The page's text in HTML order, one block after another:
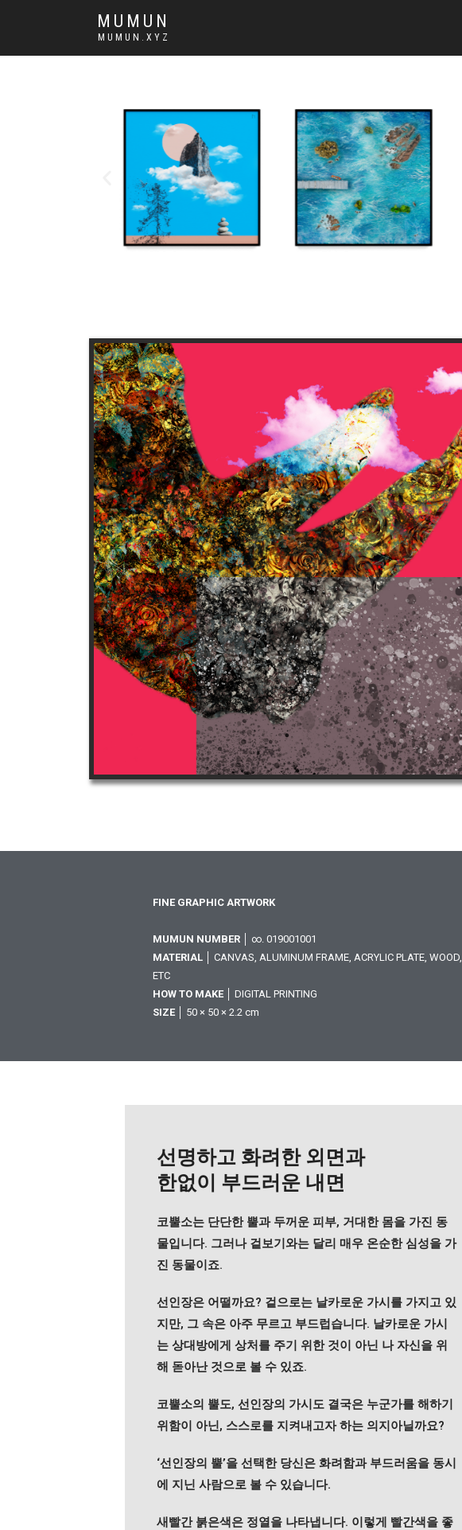
MUMUN
MUMUN.XYZ
FINE GRAPHIC ARTWORK
MUMUN NUMBER │ ∞. 019001001
MATERIAL │ CANVAS, ALUMINUM FRAME, ACRYLIC PLATE, WOOD,
ETC
HOW TO MAKE │ DIGITAL PRINTING
SIZE │ 50 × 50 × 2.2 cm
선명하고 화려한 외면과
한없이 부드러운 내면
코뿔소는 단단한 뿔과 두꺼운 피부, 거대한 몸을 가진 동
물입니다. 그러나 겉보기와는 달리 매우 온순한 심성을 가
진 동물이죠.
선인장은 어떨까요? 겉으로는 날카로운 가시를 가지고 있
지만, 그 속은 아주 무르고 부드럽습니다. 날카로운 가시
는 상대방에게 상처를 주기 위한 것이 아닌 나 자신을 위
해 돋아난 것으로 볼 수 있죠.
코뿔소의 뿔도, 선인장의 가시도 결국은 누군가를 해하기
위함이 아닌, 스스로를 지켜내고자 하는 의지아닐까요?
‘선인장의 뿔’을 선택한 당신은 화려함과 부드러움을 동시
에 지닌 사람으로 볼 수 있습니다.
새빨간 붉은색은 정열을 나타냅니다. 이렇게 빨간색을 좋